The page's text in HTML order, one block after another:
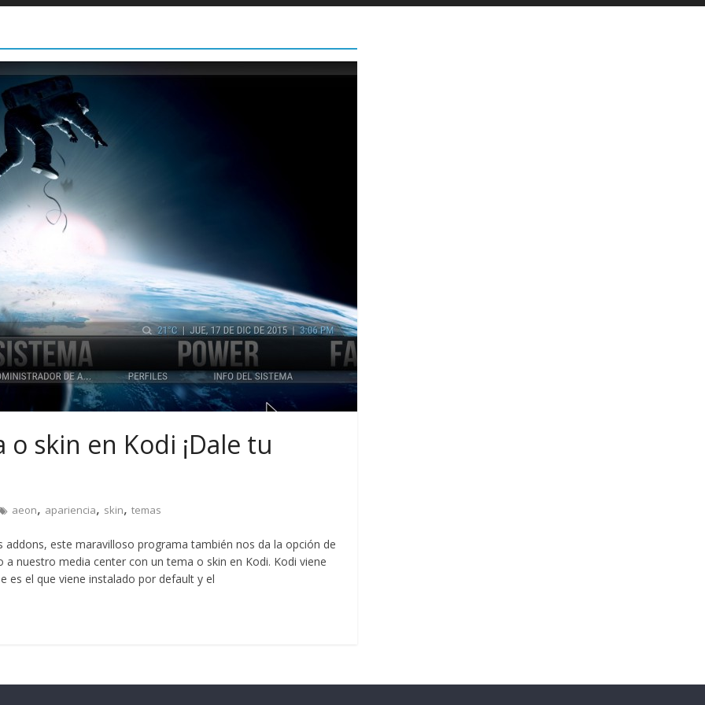
skin en Kodi ¡Dale tu
aeon, apariencia, skin, temas
este maravilloso programa también nos da la opción de
nuestro media center con un tema o skin en Kodi. Kodi viene
es el que viene instalado por default y el